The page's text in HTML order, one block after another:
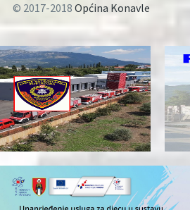
© 2017-2018 Općina Konavle